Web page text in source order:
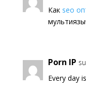
Как seo
Porn IP
Every day